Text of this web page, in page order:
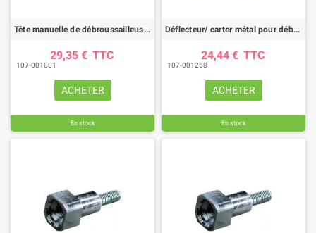
Tête manuelle de débroussailleuse semi-auto femelle sans insert
29,35 € TTC
107-001001
ACHETER
En stock
Déflecteur/ carter métal pour débroussailleuse Ø tube 24/26mm
24,44 € TTC
107-001258
ACHETER
En stock